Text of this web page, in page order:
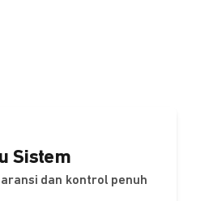
Sistem
dan kontrol penuh